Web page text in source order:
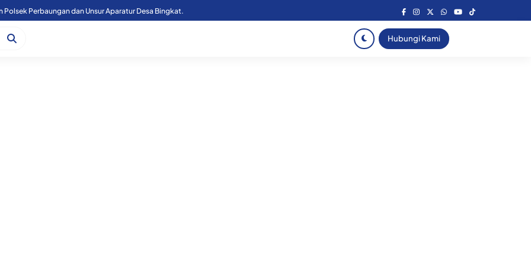
Polsek Perbaungan dan Unsur Aparatur Desa Bingkat.
Hubungi Kami